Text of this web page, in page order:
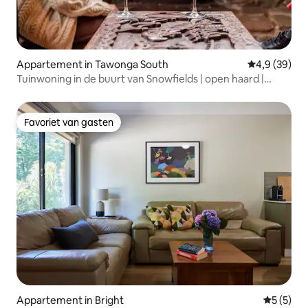
Appartement in Tawonga South Gemiddelde
4,9 (39)
Tuinwoning in de buurt van Snowfields | open haard |
Favoriet van gasten
Favoriet van gasten
Appartement in Bright 5 (5)